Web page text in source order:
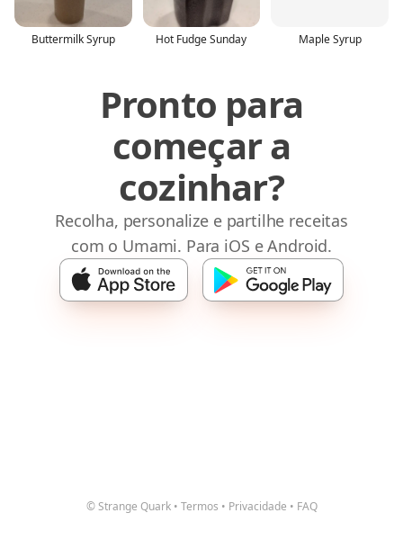
Buttermilk Syrup Hot Fudge Sunday Maple Syrup
Pronto para
começar a
cozinhar?
Recolha, personalize e partilhe receitas
com o Umami. Para iOS e Android.
© Strange Quark • Termos • Privacidade • FAQ